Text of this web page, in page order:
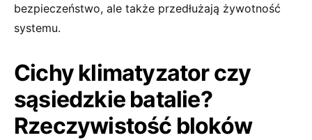
bezpieczeństwo, ale także przedłużają żywotność
systemu.
Cichy klimatyzator czy
sąsiedzkie batalie?
Rzeczywistość bloków